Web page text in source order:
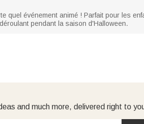
quel événement animé ! Parfait pour les
pendant la saison d'Halloween.
and much more, delivered right to